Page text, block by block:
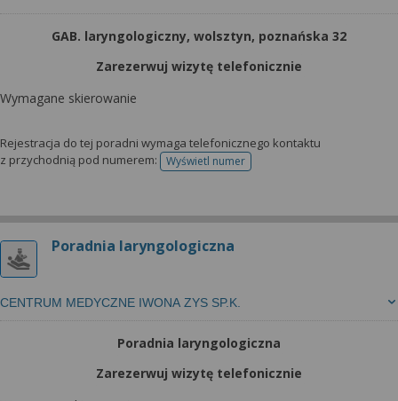
GAB. laryngologiczny, wolsztyn, poznańska 32
Zarezerwuj wizytę telefonicznie
Wymagane skierowanie
Rejestracja do tej poradni wymaga telefonicznego kontaktu
z przychodnią pod numerem:
Wyświetl numertelefonu do rejestracji
Poradnia laryngologiczna
CENTRUM MEDYCZNE IWONA ZYS SP.K.
Poradnia laryngologiczna
Zarezerwuj wizytę telefonicznie